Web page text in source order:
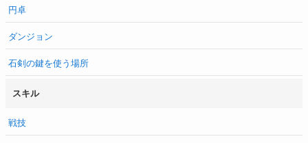
円卓
ダンジョン
石剣の鍵を使う場所
スキル
戦技